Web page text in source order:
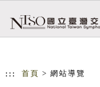
::: 首頁 > 網站導覽